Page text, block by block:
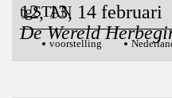
12, 13, 14 februari
De Wereld
tgSTAN
voorstelling